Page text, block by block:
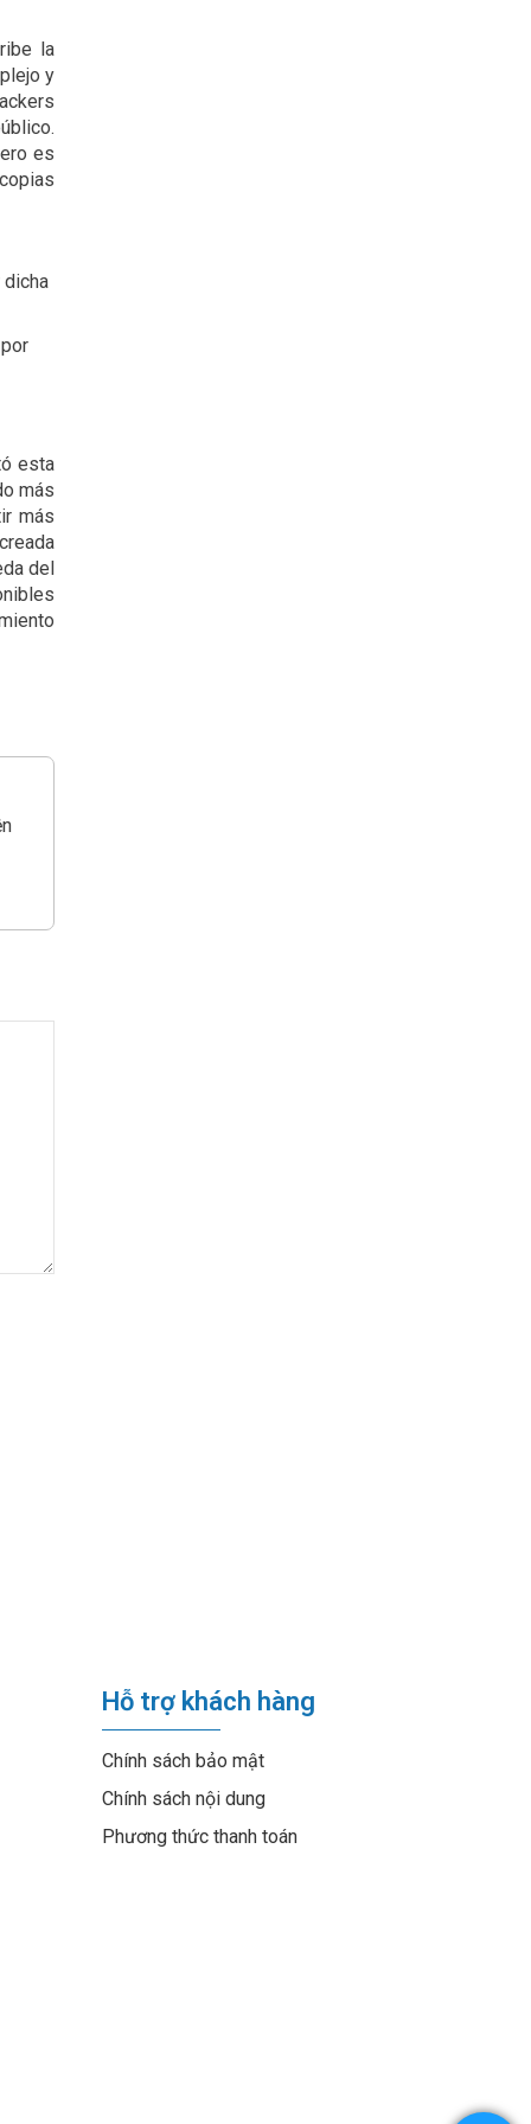
la
y
es
esta
más
más
del
Hỗ trợ khách hàng
Chính sách bảo mật
Chính sách nội dung
Phương thức thanh toán